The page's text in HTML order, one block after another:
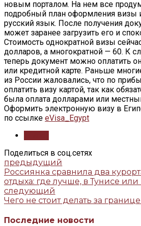
новым порталом. На нем все
подробный план оформления визы
русский язык. После получения
может заранее загрузить его и
Стоимость однократной визы
долларов, а многократной — 60. К
теперь документ можно оплатить
или кредитной карте. Раньше
из России жаловались, что по
оплатить визу картой, так как
была оплата долларами или
Оформить электронную визу в
по ссылке eVisa_Egypt
Поделиться в соц.сетях
предыдущий
Россиянка сравнила два
отдыха: где лучше, в Тунисе или
следующий
Чего не стоит делать за
Последние новости